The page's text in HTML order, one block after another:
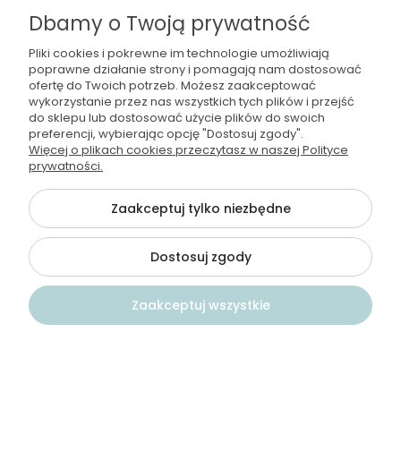
+48501674074
kontakt@wodamoda.pl
Moje konto
Płatności i dostawa
Dbamy o Twoją prywatność
Pliki cookies i pokrewne im technologie umożliwiają
poprawne działanie strony i pomagają nam dostosować
ofertę do Twoich potrzeb. Możesz zaakceptować
wykorzystanie przez nas wszystkich tych plików i przejść
do sklepu lub dostosować użycie plików do swoich
preferencji, wybierając opcję "Dostosuj zgody".
Więcej o plikach cookies przeczytasz w naszej Polityce
prywatności.
Zaakceptuj tylko niezbędne
Dostosuj zgody
Zaakceptuj wszystkie